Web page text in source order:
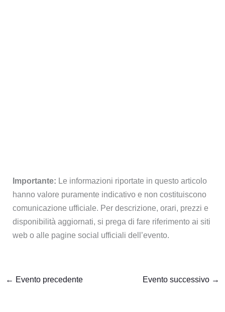
Importante: Le informazioni riportate in questo articolo
hanno valore puramente indicativo e non costituiscono
comunicazione ufficiale. Per descrizione, orari, prezzi e
disponibilità aggiornati, si prega di fare riferimento ai siti
web o alle pagine social ufficiali dell’evento.
← Evento precedente Evento successivo →